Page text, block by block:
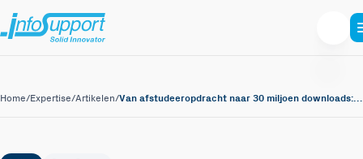
Home/Expertise/Artikelen/ Van afstudeeropdracht naar 30 miljoen downloads: het verhaal achter Stryker Mutator